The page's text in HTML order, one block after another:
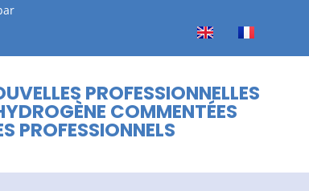
PROFESSIONNELLES
COMMENTÉES
PROFESSIONNELS